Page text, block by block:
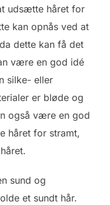
udsætte håret for
kan opnås ved at
dette kan få det
være en god idé
silke- eller
er bløde og
også være en god
håret for stramt,
sund og
et sundt hår.